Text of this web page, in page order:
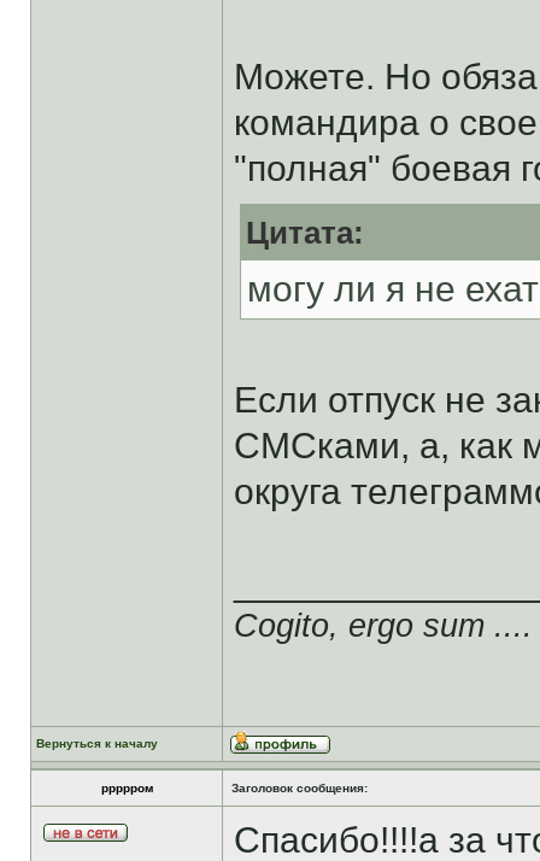
Можете. Но
командира о
"полная" боевая
Цитата:
могу ли я не
Если отпуск не
СМСками, а, как
округа
Cogito, ergo sum ....
Вернуться к началу
ррррром Заголовок сообщения:
Спасибо!!!!а за